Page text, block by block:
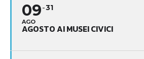
09
AGO
31
AGOSTO AI MUSEI CIVICI